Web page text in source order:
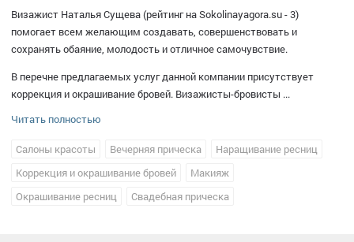
Визажист Наталья Сущева (рейтинг на Sokolinayagora.su - 3)
помогает всем желающим создавать, совершенствовать и
сохранять обаяние, молодость и отличное самочувствие.
В перечне предлагаемых услуг данной компании присутствует
коррекция и окрашивание бровей. Визажисты-бровисты ...
Читать полностью
Салоны красоты Вечерняя прическа
Наращивание ресниц
Коррекция и окрашивание бровей
Макияж
Окрашивание ресниц
Свадебная прическа